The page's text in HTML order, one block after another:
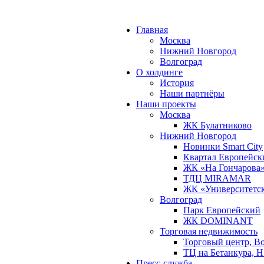
Главная
Москва
Нижний Новгород
Волгоград
О холдинге
История
Наши партнёры
Наши проекты
Москва
ЖК Булатниково
Нижний Новгород
Новинки Smart City
Квартал
ЖК «На Гончарова»
ТДЦ MIRAMAR
ЖК
Волгоград
Парк Европейский
ЖК DOMINANT
Торговая недвижимость
Торговый центр,
ТЦ на Бетанкура,